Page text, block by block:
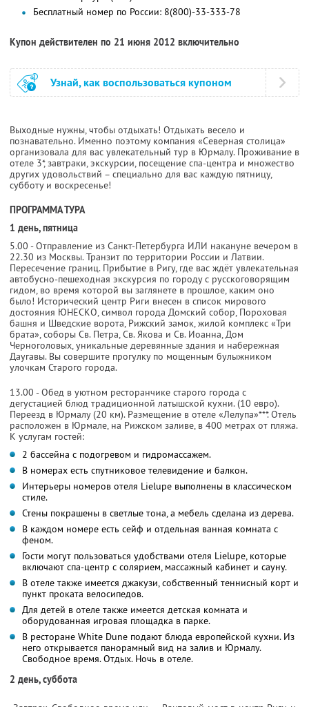
Бесплатный номер по России: 8(800)-33-333-78
Купон действителен по 21 июня 2012 включительно
Узнай, как воспользоваться купоном
Выходные нужны, чтобы отдыхать! Отдыхать весело и
познавательно. Именно поэтому компания «Северная столица»
организовала для вас увлекательный тур в Юрмалу. Проживание в
отеле 3*, завтраки, экскурсии, посещение спа-центра и множество
других удовольствий – специально для вас каждую пятницу,
субботу и воскресенье!
ПРОГРАММА ТУРА
1 день, пятница
5.00 - Отправление из Санкт-Петербурга ИЛИ накануне вечером в
22.30 из Москвы. Транзит по территории России и Латвии.
Пересечение границ. Прибытие в Ригу, где вас ждёт увлекательная
автобусно-пешеходная экскурсия по городу с русскоговорящим
гидом, во время которой вы заглянете в прошлое, каким оно
было! Исторический центр Риги внесен в список мирового
достояния ЮНЕСКО, символ города Домский собор, Пороховая
башня и Шведские ворота, Рижский замок, жилой комплекс «Три
брата», соборы Св. Петра, Св. Якова и Св. Иоанна, Дом
Черноголовых, уникальные деревянные здания и набережная
Даугавы. Вы совершите прогулку по мощенным булыжником
улочкам Старого города.
13.00 - Обед в уютном ресторанчике старого города с
дегустацией блюд традиционной латышской кухни. (10 евро).
Переезд в Юрмалу (20 км). Размещение в отеле «Лелупа»***. Отель
расположен в Юрмале, на Рижском заливе, в 400 метрах от пляжа.
К услугам гостей:
2 бассейна с подогревом и гидромассажем.
В номерах есть спутниковое телевидение и балкон.
Интерьеры номеров отеля Lielupe выполнены в классическом
стиле.
Стены покрашены в светлые тона, а мебель сделана из дерева.
В каждом номере есть сейф и отдельная ванная комната с
феном.
Гости могут пользоваться удобствами отеля Lielupe, которые
включают спа-центр с солярием, массажный кабинет и сауну.
В отеле также имеется джакузи, собственный теннисный корт и
пункт проката велосипедов.
Для детей в отеле также имеется детская комната и
оборудованная игровая площадка в парке.
В ресторане White Dune подают блюда европейской кухни. Из
него открывается панорамный вид на залив и Юрмалу.
Свободное время. Отдых. Ночь в отеле.
2 день, суббота